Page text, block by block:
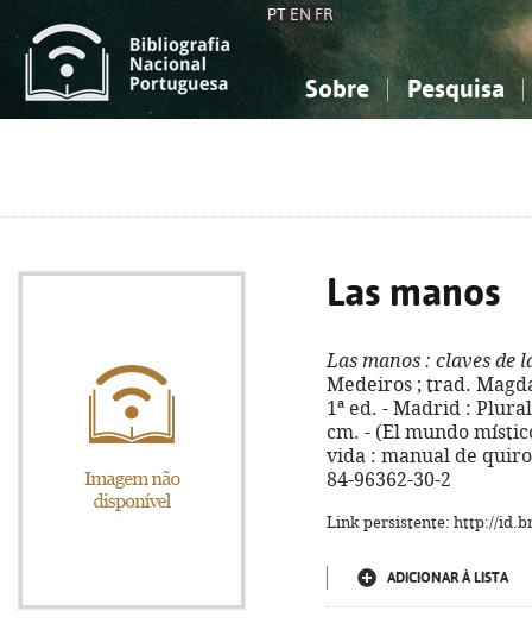
PT EN FR
Sobre Pesquisa
Las manos
Las manos : claves de
Medeiros ; trad.
1ª ed. - Madrid :
cm. - (El mundo
vida : manual de
84-96362-30-2
Link persistente: http://
ADICIONAR À LISTA